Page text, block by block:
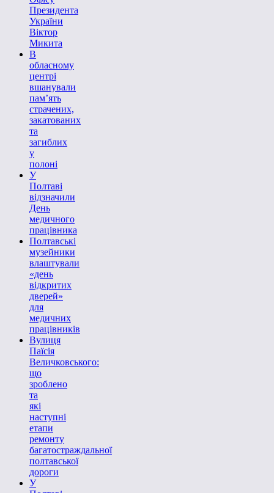
Президента
України
Віктор
Микита
В
обласному
центрі
вшанували
пам’ять
страчених,
закатованих
та
загиблих
у
полоні
У
Полтаві
відзначили
День
медичного
працівника
Полтавські
музейники
влаштували
«день
відкритих
дверей»
для
медичних
працівників
Вулиця
Паїсія
Величковського:
що
зроблено
та
які
наступні
етапи
ремонту
багатостраждальної
полтавської
дороги
У